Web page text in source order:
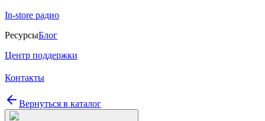
In-store радио
РесурсыБлог
Центр поддержки
Контакты
Вернуться в каталог